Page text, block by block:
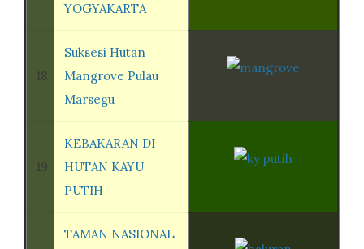
YOGYAKARTA
18
Suksesi Hutan
Mangrove Pulau
Marsegu
19
KEBAKARAN DI
HUTAN KAYU
PUTIH
TAMAN NASIONAL